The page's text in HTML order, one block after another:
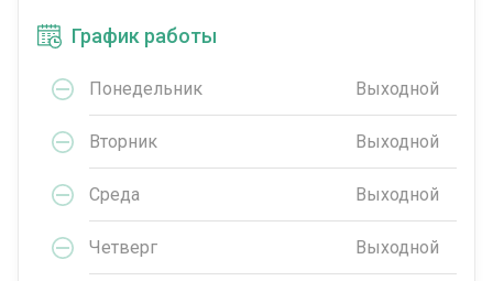
График работы
Понедельник Выходной
Вторник Выходной
Среда Выходной
Четверг Выходной